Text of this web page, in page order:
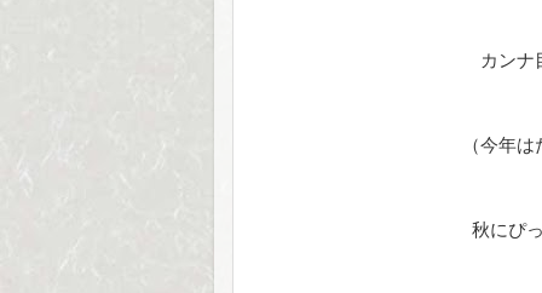
カンナ
（今年
秋にぴ